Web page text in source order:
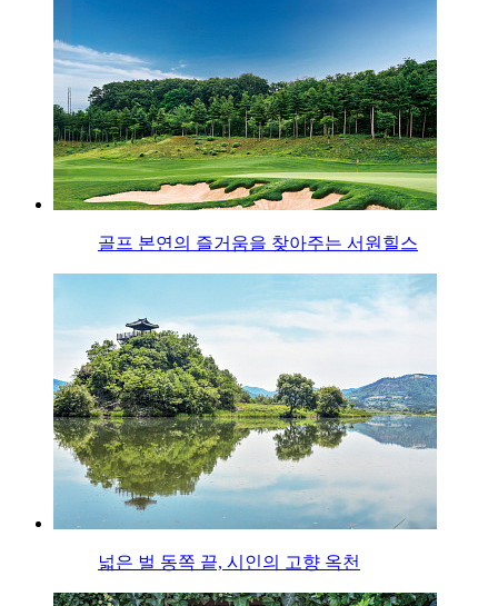
골프 본연의 즐거움을 찾아주는 서원힐스
넓은 벌 동쪽 끝, 시인의 고향 옥천